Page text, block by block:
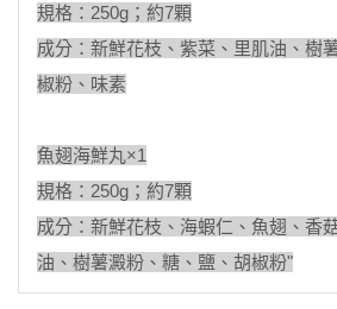
規格：250g；約7顆
成分：新鮮花枝、紫菜、里肌油、樹
椒粉、味素
魚翅海鮮丸×1
規格：250g；約7顆
成分：新鮮花枝、海蝦仁、魚翅、香
油、樹薯澱粉、糖、鹽、胡椒粉"